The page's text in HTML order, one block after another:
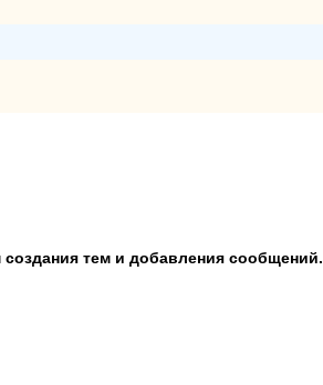
тем и добавления сообщений.